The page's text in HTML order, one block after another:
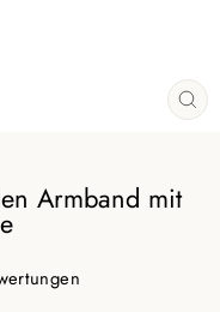
Armband mit